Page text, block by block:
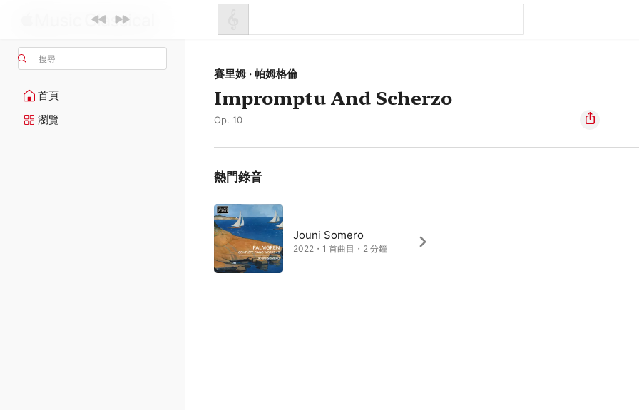
搜尋
首頁
瀏覽
賽里姆 · 帕姆格倫
Impromptu And Scherzo
Op. 10
熱門錄音
Jouni Somero
2022・1 首曲目・2 分鐘